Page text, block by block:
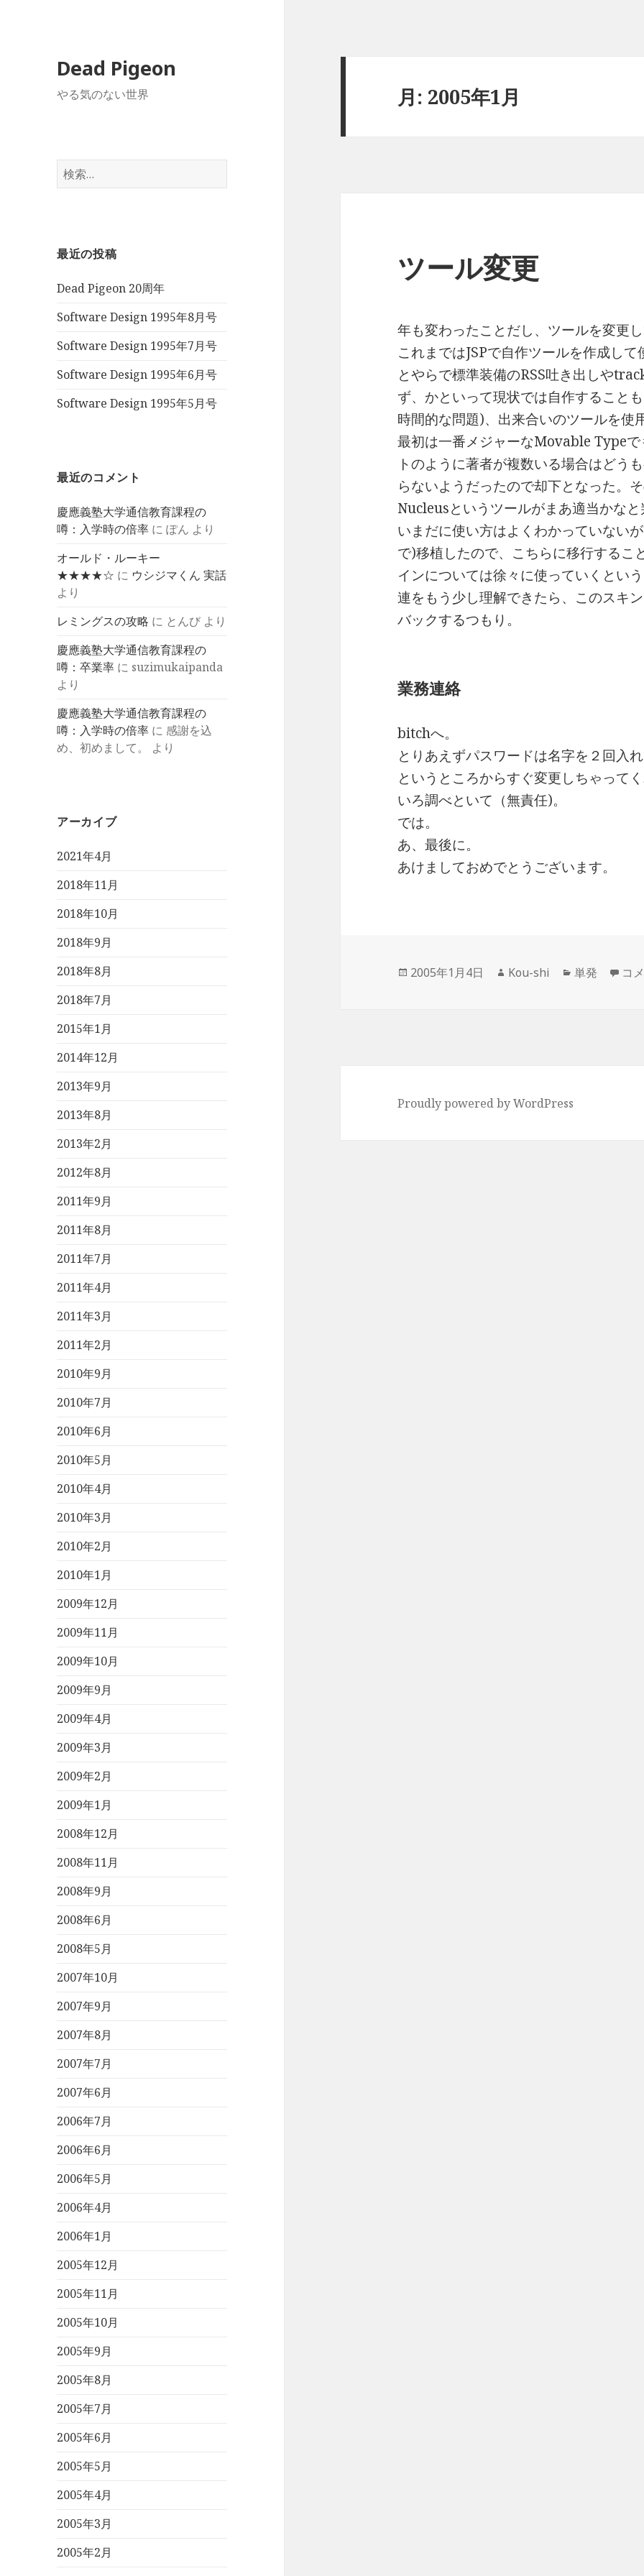
Dead Pigeon
やる気のない世界
検
索:
最近の投稿
Dead Pigeon 20周年
Software Design 1995年8月号
Software Design 1995年7月号
Software Design 1995年6月号
Software Design 1995年5月号
最近のコメント
慶應義塾大学通信教育課程の
噂：入学時の倍率 にぽん より
オールド・ルーキー
★★★★☆ に ウシジマくん 実話
より
レミングスの攻略 に とんび より
慶應義塾大学通信教育課程の
噂：卒業率 に suzimukaipanda
より
慶應義塾大学通信教育課程の
噂：入学時の倍率 に 感謝を込
め、初めまして。
より
アーカイブ
2021年4月
2018年11月
2018年10月
2018年9月
2018年8月
2018年7月
2015年1月
2014年12月
2013年9月
2013年8月
2013年2月
2012年8月
2011年9月
2011年8月
2011年7月
2011年4月
2011年3月
2011年2月
2010年9月
2010年7月
2010年6月
2010年5月
2010年4月
2010年3月
2010年2月
2010年1月
2009年12月
2009年11月
2009年10月
2009年9月
2009年4月
2009年3月
2009年2月
2009年1月
2008年12月
2008年11月
2008年9月
2008年6月
2008年5月
2007年10月
2007年9月
2007年8月
2007年7月
2007年6月
2006年7月
2006年6月
2006年5月
2006年4月
2006年1月
2005年12月
2005年11月
2005年10月
2005年9月
2005年8月
2005年7月
2005年6月
2005年5月
2005年4月
2005年3月
2005年2月
月: 2005年1月
ツール変更
年も変わったことだし、ツールを変更し
これまではJSPで自作ツールを作成し
とやらで標準装備のRSS吐き出しや
ず、かといって現状では自作すること
時間的な問題)、出来合いのツールを使
最初は一番メジャーなMovable Type
トのように著者が複数いる場合はどう
らないようだったので却下となった。
Nucleusというツールがまあ適当かなと
いまだに使い方はよくわかっていない
で)移植したので、こちらに移行するこ
インについては徐々に使っていくとい
連をもう少し理解できたら、このスキ
バックするつもり。
業務連絡
bitchへ。
とりあえずパスワードは名字を２回入
というところからすぐ変更しちゃって
いろ調べといて（無責任)。
では。
あ、最後に。
あけましておめでとうございます。
投
2005年1月4日
作
Kou-shi
カ
単発 ツ
コ
Proudly powered by WordPress